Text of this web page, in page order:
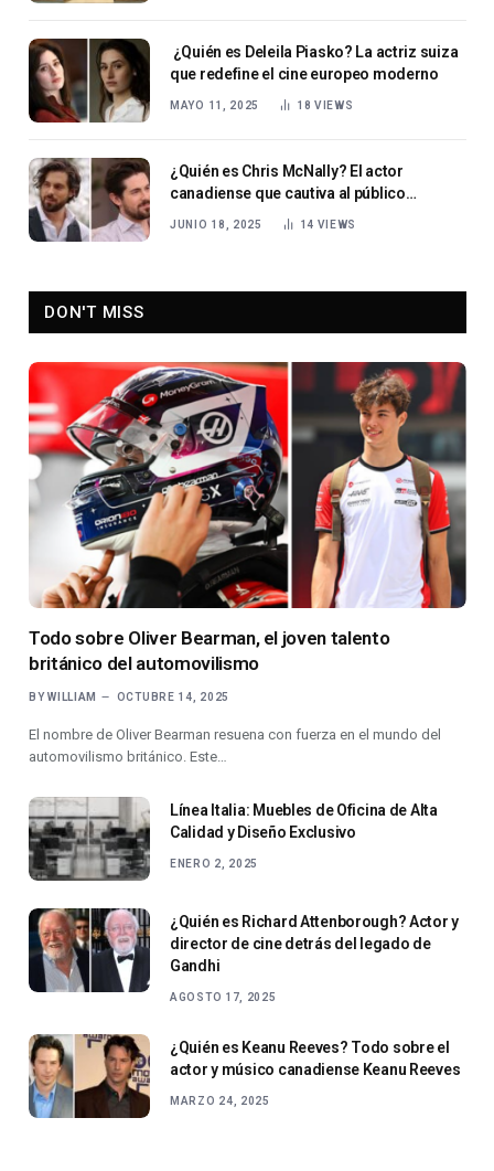
¿Quién es Deleila Piasko? La actriz suiza
que redefine el cine europeo moderno
MAYO 11, 2025 18 VIEWS
¿Quién es Chris McNally? El actor
canadiense que cautiva al público
JUNIO 18, 2025 14 VIEWS
DON'T MISS
Todo sobre Oliver Bearman, el joven talento
británico del automovilismo
BY WILLIAM OCTUBRE 14, 2025
El nombre de Oliver Bearman resuena con fuerza en el mundo del
automovilismo británico. Este…
Línea Italia: Muebles de Oficina de Alta
Calidad y Diseño Exclusivo
ENERO 2, 2025
¿Quién es Richard Attenborough? Actor y
director de cine detrás del legado de
Gandhi
AGOSTO 17, 2025
¿Quién es Keanu Reeves? Todo sobre el
actor y músico canadiense Keanu Reeves
MARZO 24, 2025